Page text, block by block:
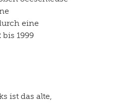
eine
1999
ist das alte,